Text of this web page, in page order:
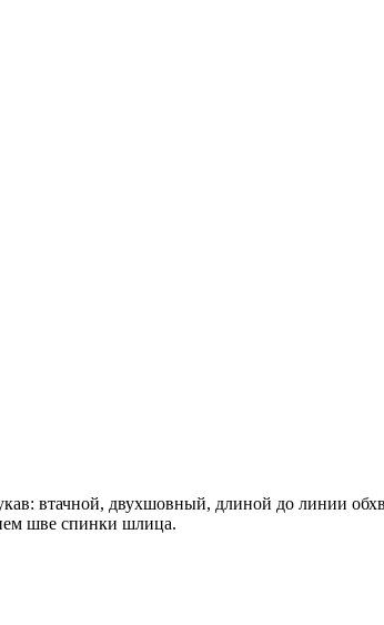
втачной, двухшовный, длиной до линии
шве спинки шлица.